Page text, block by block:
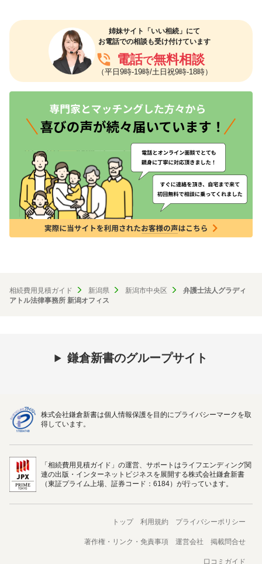
姉妹サイト「いい相続」にて
お電話での相談も受け付けています
phone_in_talk 電話で無料相談
（平日9時-19時/土日祝9時-18時）
相続費用見積ガイド 新潟県 新潟市中央区
弁護士法人グラディ
アトル法律事務所 新潟オフィス
鎌倉新書のグループサイト
株式会社鎌倉新書は個人情報保護を目的にプライバシーマークを取
得しています。
「相続費用見積ガイド」の運営、サポートはライフエンディング関
連の出版・インターネットビジネスを展開する株式会社鎌倉新書
（東証プライム上場、証券コード：6184）が行っています。
トップ 利用規約 プライバシーポリシー
著作権・リンク・免責事項 運営会社 掲載問合せ
口コミガイド